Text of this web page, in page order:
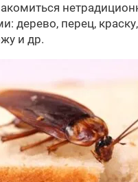
дерево, перец,
и др.